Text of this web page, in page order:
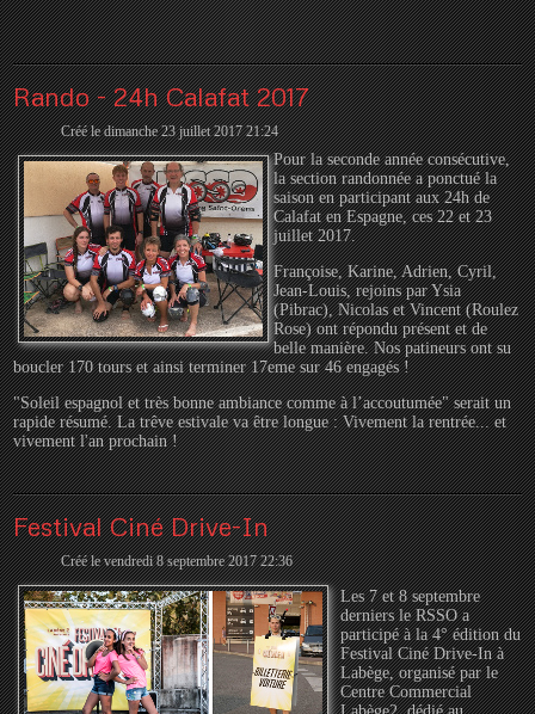
Rando - 24h Calafat 2017
Créé le dimanche 23 juillet 2017 21:24
Pour la seconde année consécutive,
la section randonnée a ponctué la
saison en participant aux 24h de
Calafat en Espagne, ces 22 et 23
juillet 2017.
Françoise, Karine, Adrien, Cyril,
Jean-Louis, rejoins par Ysia
(Pibrac), Nicolas et Vincent (Roulez
Rose) ont répondu présent et de
belle manière. Nos patineurs ont su
boucler 170 tours et ainsi terminer 17eme sur 46 engagés !
"Soleil espagnol et très bonne ambiance comme à l’accoutumée" serait un
rapide résumé. La trêve estivale va être longue : Vivement la rentrée... et
vivement l'an prochain !
Festival Ciné Drive-In
Créé le vendredi 8 septembre 2017 22:36
Les 7 et 8 septembre
derniers le RSSO a
participé à la 4° édition du
Festival Ciné Drive-In à
Labège, organisé par le
Centre Commercial